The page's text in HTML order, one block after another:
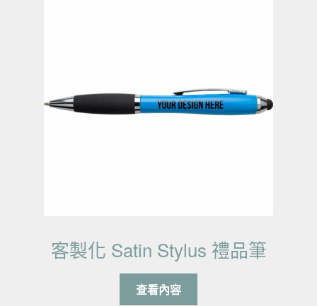
客製化 Satin Stylus 禮品筆
查看內容